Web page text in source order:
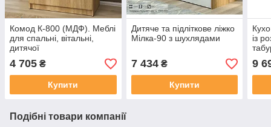
Комод К-800 (МДФ). Меблі
для спальні, вітальні,
дитячої
4 705 ₴
Купити
Дитяче та підліткове ліжко
Мілка-90 з шухлядами
7 434₴
Купити
із
9
Подібні товари компанії